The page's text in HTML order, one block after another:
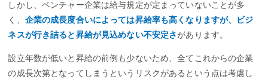
しかし、ベンチャー企業は給与規定が定まっていないことが多
く、 企業の成長度合いによっては昇給率も高くなりますが、ビジ
ネスが行き詰ると昇給が見込めない不安定さがあります。
設立年数が低いと昇給の前例も少ないため、全てこれからの企業
の成長次第となってしまうというリスクがあるという点は考慮し